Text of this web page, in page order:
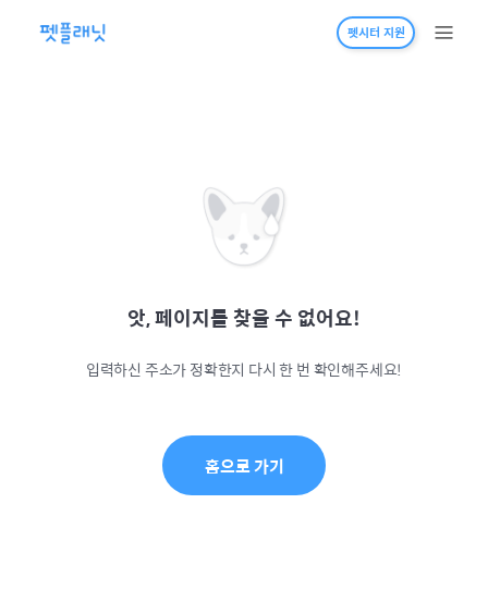
펫시터 지원
앗, 페이지를 찾을 수 없어요!
입력하신 주소가 정확한지 다시 한 번 확인해주세요!
홈으로 가기